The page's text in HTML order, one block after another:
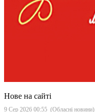
Нове на сайті
9 Сер 2026 00:55 (Обласні новини)